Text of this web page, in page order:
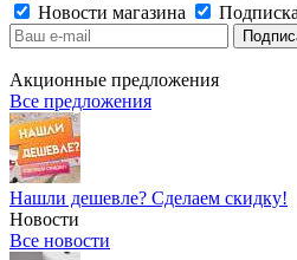
Новости магазина
Акционные предложения
Все предложения
Нашли дешевле? Сделаем скидку!
Новости
Все новости